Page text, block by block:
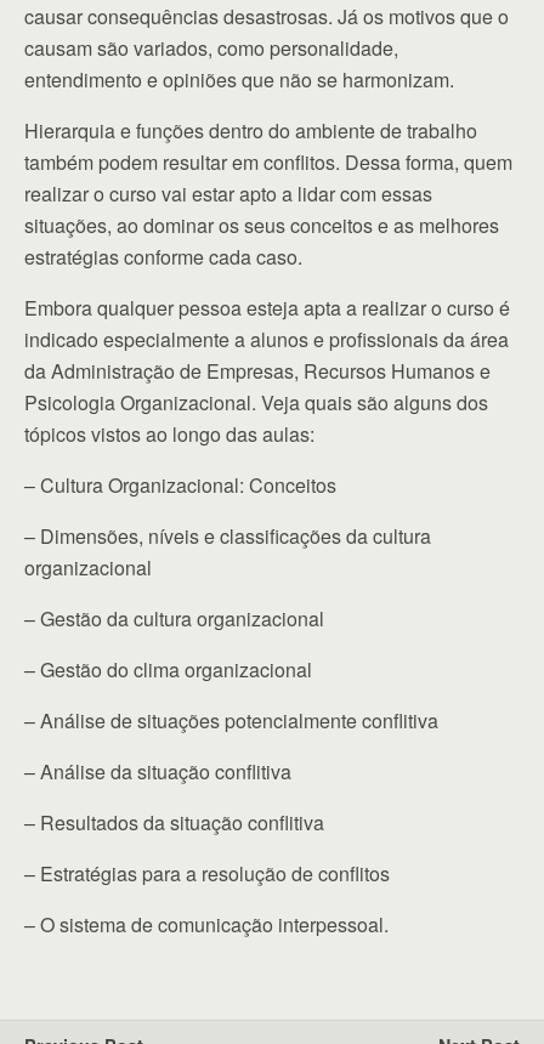
causar consequências desastrosas. Já os motivos que o
causam são variados, como personalidade,
entendimento e opiniões que não se harmonizam.
Hierarquia e funções dentro do ambiente de trabalho
também podem resultar em conflitos. Dessa forma, quem
realizar o curso vai estar apto a lidar com essas
situações, ao dominar os seus conceitos e as melhores
estratégias conforme cada caso.
Embora qualquer pessoa esteja apta a realizar o curso é
indicado especialmente a alunos e profissionais da área
da Administração de Empresas, Recursos Humanos e
Psicologia Organizacional. Veja quais são alguns dos
tópicos vistos ao longo das aulas:
– Cultura Organizacional: Conceitos
– Dimensões, níveis e classificações da cultura
organizacional
– Gestão da cultura organizacional
– Gestão do clima organizacional
– Análise de situações potencialmente conflitiva
– Análise da situação conflitiva
– Resultados da situação conflitiva
– Estratégias para a resolução de conflitos
– O sistema de comunicação interpessoal.